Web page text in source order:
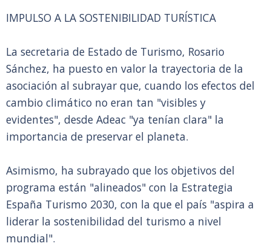
IMPULSO A LA SOSTENIBILIDAD TURÍSTICA
La secretaria de Estado de Turismo, Rosario
Sánchez, ha puesto en valor la trayectoria de la
asociación al subrayar que, cuando los efectos del
cambio climático no eran tan "visibles y
evidentes", desde Adeac "ya tenían clara" la
importancia de preservar el planeta.
Asimismo, ha subrayado que los objetivos del
programa están "alineados" con la Estrategia
España Turismo 2030, con la que el país "aspira a
liderar la sostenibilidad del turismo a nivel
mundial".